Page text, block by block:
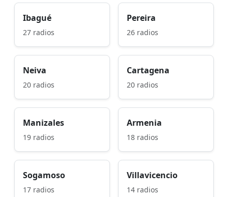
Ibagué
27 radios
Pereira
26 radios
Neiva
20 radios
Cartagena
20 radios
Manizales
19 radios
Armenia
18 radios
Sogamoso
17 radios
Villavicencio
14 radios